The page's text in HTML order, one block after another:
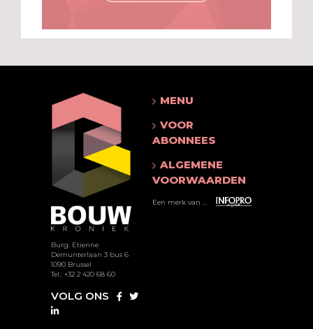
Burg. Etienne
Demunterlaan 3 bus 6
1090 Brussel
Tel.: +32 2 420 68 60
VOLG ONS
MENU
VOOR
ABONNEES
ALGEMENE
VOORWAARDEN
Een merk van ...